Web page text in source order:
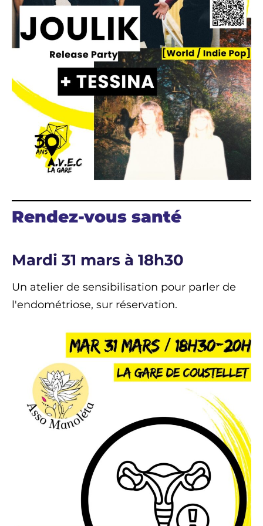
Rendez-vous santé
Mardi 31 mars à 18h30
Un atelier de sensibilisation pour parler de
l'endométriose, sur réservation.